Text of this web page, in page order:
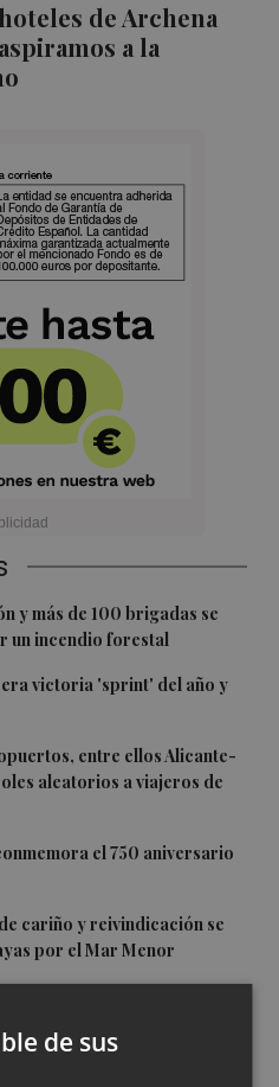
de Archena
a la
y más de 100 brigadas se
un incendio forestal
victoria 'sprint' del año y
entre ellos Alicante-
aleatorios a viajeros de
el 750 aniversario
cariño y reivindicación se
por el Mar Menor
de sus